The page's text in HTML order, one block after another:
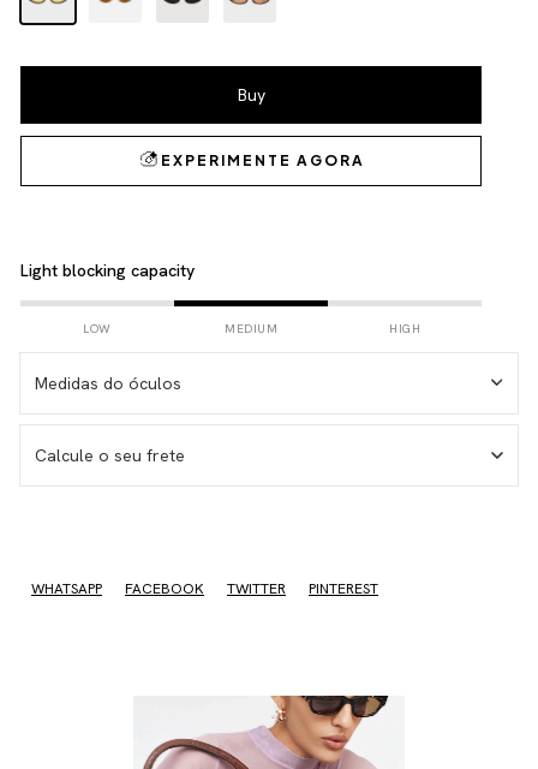
Light blocking capacity
LOW MEDIUM HIGH
Medidas do óculos
Calcule o seu frete
WHATSAPP
FACEBOOK TWITTER PINTEREST